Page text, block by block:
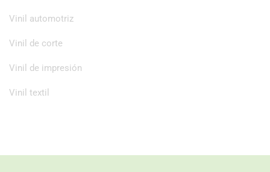
Vinil automotriz
Vinil de corte
Vinil de impresión
Vinil textil